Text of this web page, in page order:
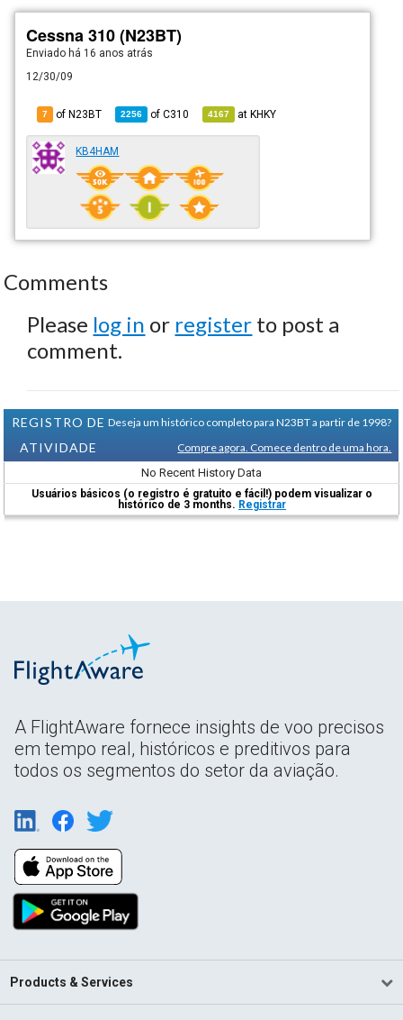
Cessna 310 (N23BT)
Enviado há 16 anos atrás
12/30/09
7 of N23BT 2256 ofC310 4167 atKHKY
KB4HAM
Comments
Please log in or register to post a
comment.
REGISTRO DE
ATIVIDADE
Deseja um histórico completo para N23BT a partir de 1998?
Compre agora. Comece dentro de uma hora.
No Recent History Data
Usuários básicos (o registro é gratuito e fácil!) podem visualizar o
histórico de 3 months. Registrar
A FlightAware fornece insights de voo precisos
em tempo real, históricos e preditivos para
todos os segmentos do setor da aviação.
Products & Services